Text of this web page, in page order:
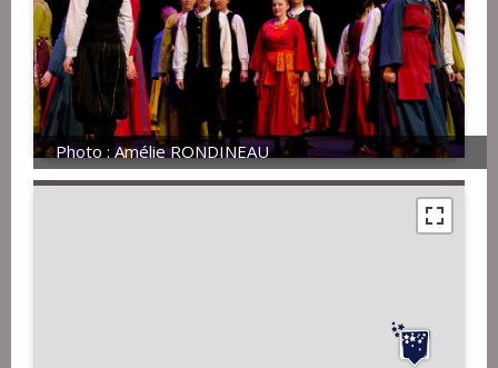
Photo : Amélie RONDINEAU